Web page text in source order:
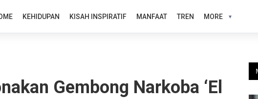
KEHIDUPAN KISAH INSPIRATIF MANFAAT TREN MORE
Gembong Narkoba ‘El